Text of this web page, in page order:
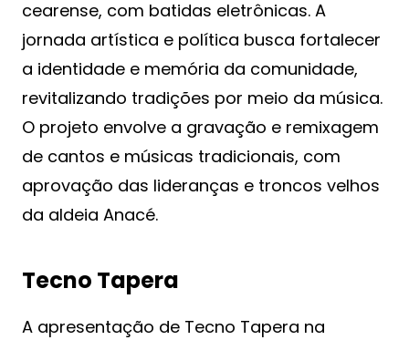
cearense, com batidas eletrônicas. A
jornada artística e política busca fortalecer
a identidade e memória da comunidade,
revitalizando tradições por meio da música.
O projeto envolve a gravação e remixagem
de cantos e músicas tradicionais, com
aprovação das lideranças e troncos velhos
da aldeia Anacé.
Tecno Tapera
A apresentação de Tecno Tapera na